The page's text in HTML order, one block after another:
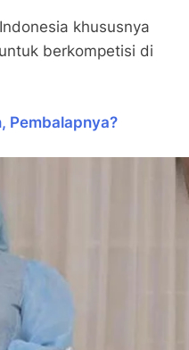
khususnya
berkompetisi di
Pembalapnya?